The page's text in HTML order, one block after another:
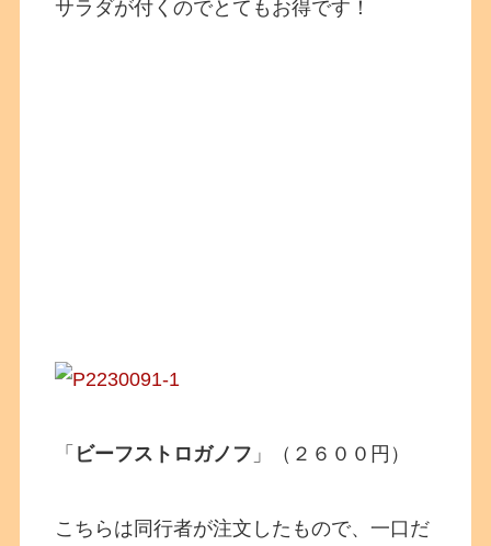
サラダが付くのでとてもお得です！
「 ビーフストロガノフ 」（２６００円）
こちらは同行者が注文したもので、一口だ